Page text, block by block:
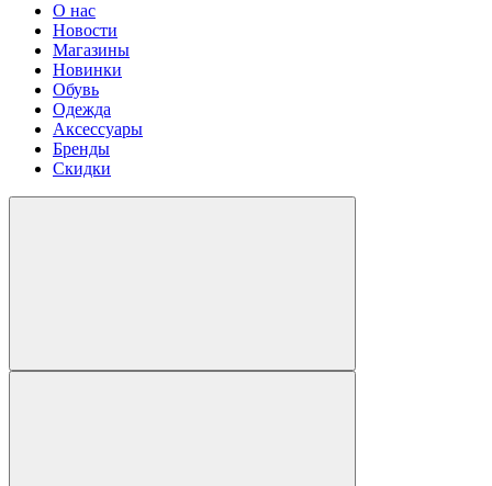
О нас
Новости
Магазины
Новинки
Обувь
Одежда
Аксессуары
Бренды
Скидки